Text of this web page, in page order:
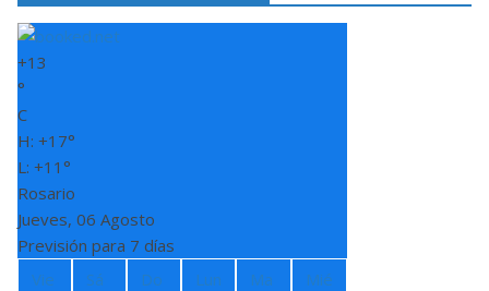
+13
°
C
H: +17°
L: +11°
Rosario
Jueves, 06 Agosto
Previsión para 7 días
Vie
Sá
Do
Lun
Ma
Mié